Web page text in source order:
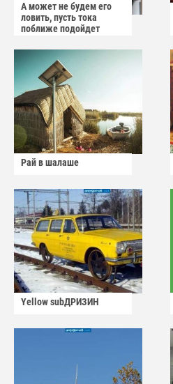
А может не будем его
ловить, пусть тока
поближе подойдет
Рай в шалаше
Yellow subДРИЗИН